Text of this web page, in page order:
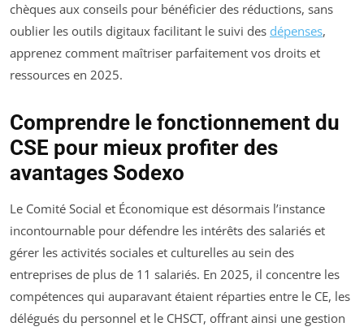
chèques aux conseils pour bénéficier des réductions, sans
oublier les outils digitaux facilitant le suivi des dépenses,
apprenez comment maîtriser parfaitement vos droits et
ressources en 2025.
Comprendre le fonctionnement du
CSE pour mieux profiter des
avantages Sodexo
Le Comité Social et Économique est désormais l’instance
incontournable pour défendre les intérêts des salariés et
gérer les activités sociales et culturelles au sein des
entreprises de plus de 11 salariés. En 2025, il concentre les
compétences qui auparavant étaient réparties entre le CE, les
délégués du personnel et le CHSCT, offrant ainsi une gestion